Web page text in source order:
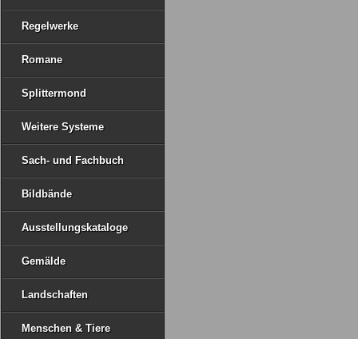
Regelwerke
Romane
Splittermond
Weitere Systeme
Sach- und Fachbuch
Bildbände
Ausstellungskataloge
Gemälde
Landschaften
Menschen & Tiere